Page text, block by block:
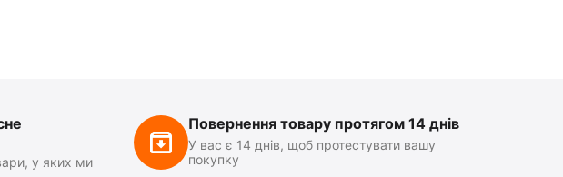
у яких ми
Повернення товару протягом 14 днів
У вас є 14 днів, щоб протестувати вашу
покупку